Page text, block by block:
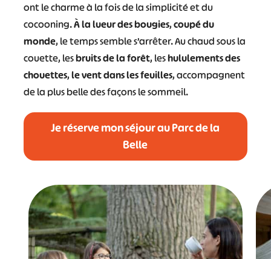
ont le charme à la fois de la simplicité et du
cocooning.À la lueur des bougies,coupé du
monde, le temps semble s’arrêter. Au chaud sous la
couette, lesbruits de la forêt, leshululements des
chouettes,le vent dans les feuilles, accompagnent
de la plus belle des façons le sommeil.
Je réserve mon séjour au Parc de la
Belle